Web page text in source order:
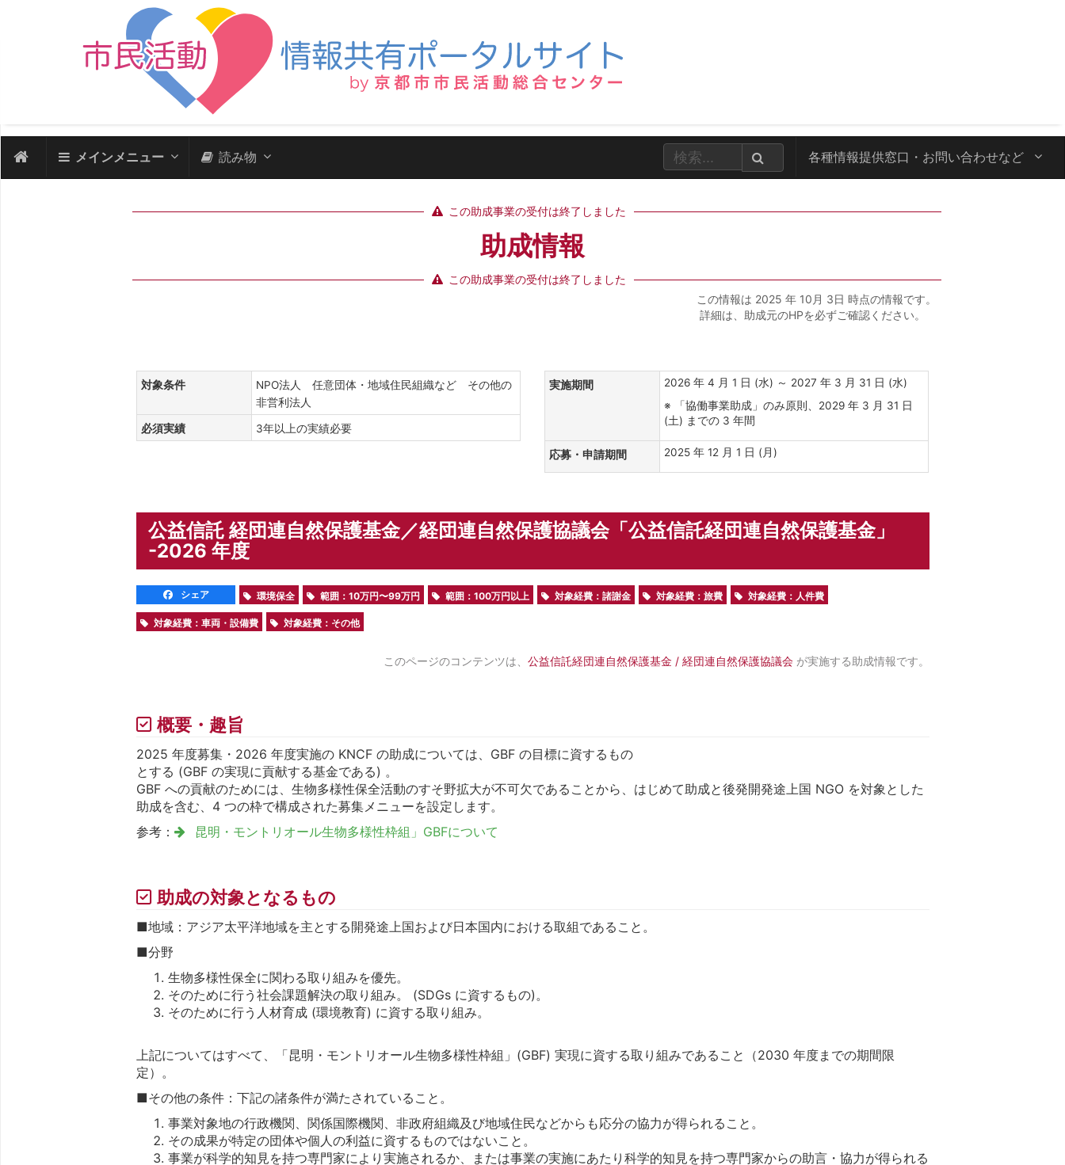
メインメニュー 読み物 各種情報提供窓口・ お問い合わせなど
この助成事業の受付は終了しました
助成情報
この助成事業の受付は終了しました
この情報は 2025 年 10月 3日 時点の情報です。
詳細は、助成元のHPを必ずご確認ください。
対象条件
NPO法人 任意団体・地域住民組織など その他の
非営利法人
必須実績 3年以上の実績必要
実施期間
2026 年 4 月 1 日 (水) ～ 2027 年 3 月 31 日 (水)
※ 「協働事業助成」のみ原則、2029 年 3 月 31 日
(土) までの 3 年間
応募・申請期間 2025 年 12 月 1 日 (月)
公益信託 経団連自然保護基金／経団連自然保護協議会「公益信託経団連自然保護基金」
-2026 年度
シェア 環境保全 範囲：10万円〜99万円 範囲：100万円以上 対象経費：諸謝金 対象経費：旅費 対象経費：人件費
対象経費：車両・設備費 対象経費：その他
このページのコンテンツは、 公益信託経団連自然保護基金 / 経団連自然保護協議会が実施する助成情報です。
概要・趣旨
2025 年度募集・2026 年度実施の KNCF の助成については、GBF の目標に資するもの
とする (GBF の実現に貢献する基金である) 。
GBF への貢献のためには、生物多様性保全活動のすそ野拡大が不可欠であることから、はじめて助成と後発開発途上国 NGO を対象とした
助成を含む、4 つの枠で構成された募集メニューを設定します。
参考：
昆明・モントリオール生物多様性枠組」GBFについて
助成の対象となるもの
■地域：アジア太平洋地域を主とする開発途上国および日本国内における取組であること。
■分野
生物多様性保全に関わる取り組みを優先。
そのために行う社会課題解決の取り組み。 (SDGs に資するもの)。
そのために行う人材育成 (環境教育) に資する取り組み。
上記についてはすべて、「昆明・モントリオール生物多様性枠組」(GBF) 実現に資する取り組みであること（2030 年度までの期間限
定）。
■その他の条件：下記の諸条件が満たされていること。
事業対象地の行政機関、関係国際機関、非政府組織及び地域住民などからも応分の協力が得られること。
その成果が特定の団体や個人の利益に資するものではないこと。
事業が科学的知見を持つ専門家により実施されるか、または事業の実施にあたり科学的知見を持つ専門家からの助言・協力が得られる